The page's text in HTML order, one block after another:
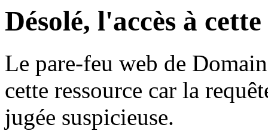
Désolé, l'accès à
Le pare-feu web de
cette ressource car la
jugée suspicieuse.